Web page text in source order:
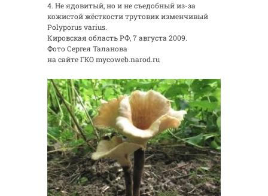
4. Не ядовитый, но и не съедобный из-за
кожистой жёсткости трутовик изменчивый
Polyporus varius.
Кировская область РФ, 7 августа 2009.
Фото Сергея Таланова
на сайте ГКО mycoweb.narod.ru